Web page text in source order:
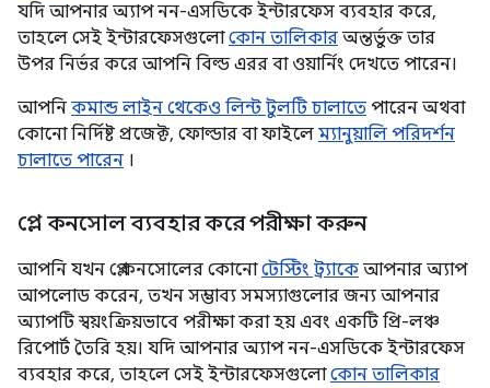
যদি আপনার অ্যাপ নন-এসডিকে ইন্টারফেস ব্যবহার করে,
তাহলে সেই ইন্টারফেসগুলোকোন তালিকার অন্তর্ভুক্ত তার
উপর নির্ভর করে আপনি বিল্ড এরর বা ওয়ার্নিং দেখতে পারেন।
আপনি কমান্ড লাইন থেকেও লিন্ট টুলটি চালাতে পারেন অথবা
কোনো নির্দিষ্ট প্রজেক্ট, ফোল্ডার বা ফাইলে ম্যানুয়ালি পরিদর্শন
চালাতে পারেন ।
প্লে কনসোল ব্যবহার করে পরীক্ষা করুন
আপনি যখন প্লে কনসোলের কোনোটেস্টিং ট্র্যাকে আপনার অ্যাপ
আপলোড করেন, তখন সম্ভাব্য সমস্যাগুলোর জন্য আপনার
অ্যাপটি স্বয়ংক্রিয়ভাবে পরীক্ষা করা হয় এবং একটি প্রি-লঞ্চ
রিপোর্ট তৈরি হয়। যদি আপনার অ্যাপ নন-এসডিকে ইন্টারফেস
ব্যবহার করে, তাহলে সেই ইন্টারফেসগুলোকোন তালিকার